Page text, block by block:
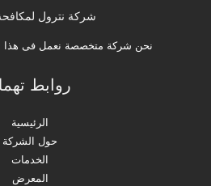
شركة نترول
نحن شركة متخصصة نعمل فى هذا
روابط
الرئيسية
حول الشركة
الخدمات
المعرض